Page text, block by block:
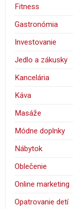
Fitness
Gastronómia
Investovanie
Jedlo a zákusky
Kancelária
Káva
Masáže
Módne doplnky
Nábytok
Oblečenie
Online marketing
Opatrovanie detí